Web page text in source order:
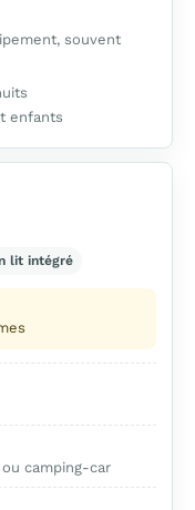
souvent
enfants
lit intégré
camping-car